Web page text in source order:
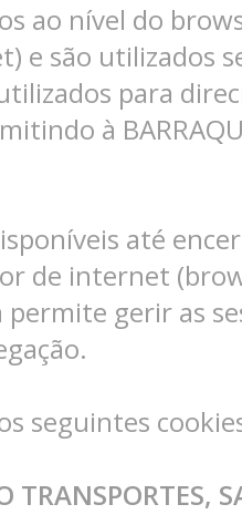
ao nível do
e são utilizados
para
à
até
de internet
gerir as
seguintes